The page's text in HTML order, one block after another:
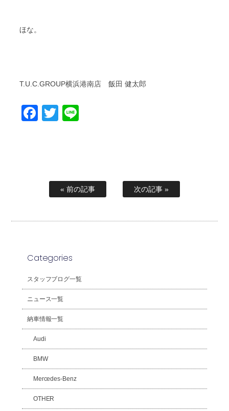
ほな。
T.U.C.GROUP横浜港南店 飯田 健太郎
Facebook
Twitter
« 前の記事 次の記事 »
Categories
スタッフブログ一覧
ニュース一覧
納車情報一覧
Audi
BMW
Mercedes-Benz
OTHER